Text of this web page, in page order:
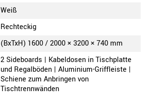
Weiß
Rechteckig
(BxTxH) 1600 / 2000 × 3200 × 740 mm
2 Sideboards | Kabeldosen in Tischplatte
und Regalböden | Aluminium-Griffleiste |
Schiene zum Anbringen von
Tischtrennwänden